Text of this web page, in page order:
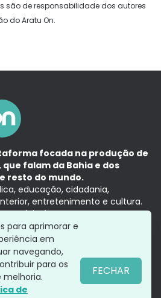
são de responsabilidade dos autores
do Aratu On.
focada na produção de
falam da Bahia e dos
resto do mundo.
educação, cidadania,
entretenimento e cultura.
notícia é no tempo presente,
Grupo Aratu.
privacidade
para aprimorar e
em
navegando,
para os
de
FECHAR